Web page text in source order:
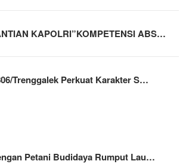
KAPOLRI”KOMPETENSI ABS…
Trenggalek Perkuat Karakter S…
Petani Budidaya Rumput Lau…